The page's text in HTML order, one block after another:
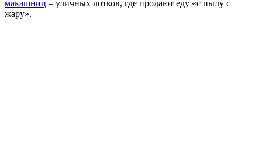
макашниц – уличных лотков, где продают еду «с пылу с
жару».